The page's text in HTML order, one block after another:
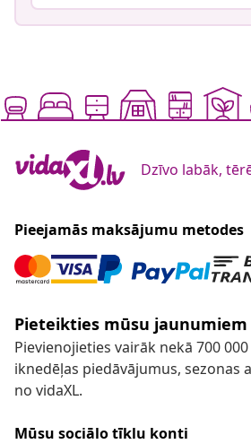
Dzīvo labāk,
Pieejamās maksājumu metodes
Pieteikties mūsu jaunumiem
Pievienojieties vairāk nekā 700
iknedēļas piedāvājumus, sezonas
no vidaXL.
Mūsu sociālo tīklu konti